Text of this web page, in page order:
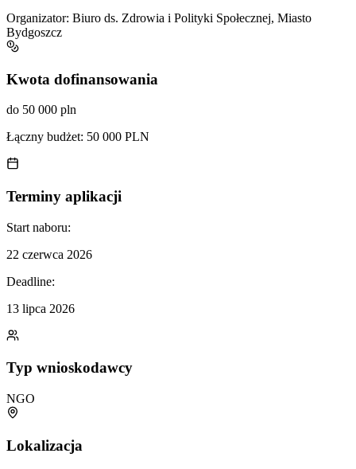
Organizator: Biuro ds. Zdrowia i Polityki Społecznej, Miasto
Bydgoszcz
Kwota dofinansowania
do 50 000 pln
Łączny budżet: 50 000 PLN
Terminy aplikacji
Start naboru:
22 czerwca 2026
Deadline:
13 lipca 2026
Typ wnioskodawcy
NGO
Lokalizacja